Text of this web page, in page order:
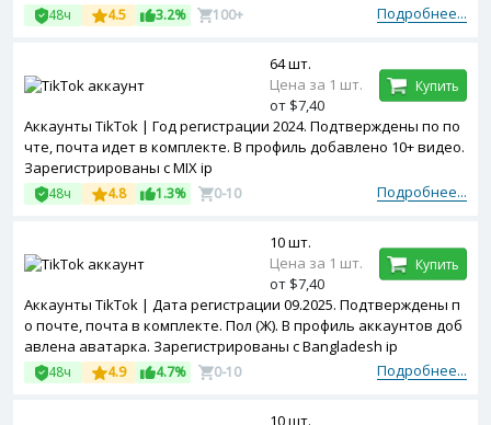
Подробнее...
48ч 4.5 3.2% 100+
Аккаунты TikTok | Год регистрации 2024. Подтверждены по по
чте, почта идет в комплекте. В профиль добавлено 10+ видео.
Зарегистрированы с MIX ip
Подробнее...
48ч 4.8 1.3% 0-10
64 шт.
Цена за 1 шт.
от $7,40
Купить
Аккаунты TikTok | Дата регистрации 09.2025. Подтверждены п
о почте, почта в комплекте. Пол (Ж). В профиль аккаунтов доб
авлена аватарка. Зарегистрированы с Bangladesh ip
Подробнее...
48ч 4.9 4.7% 0-10
10 шт.
Цена за 1 шт.
от $7,40
Купить
10 шт.